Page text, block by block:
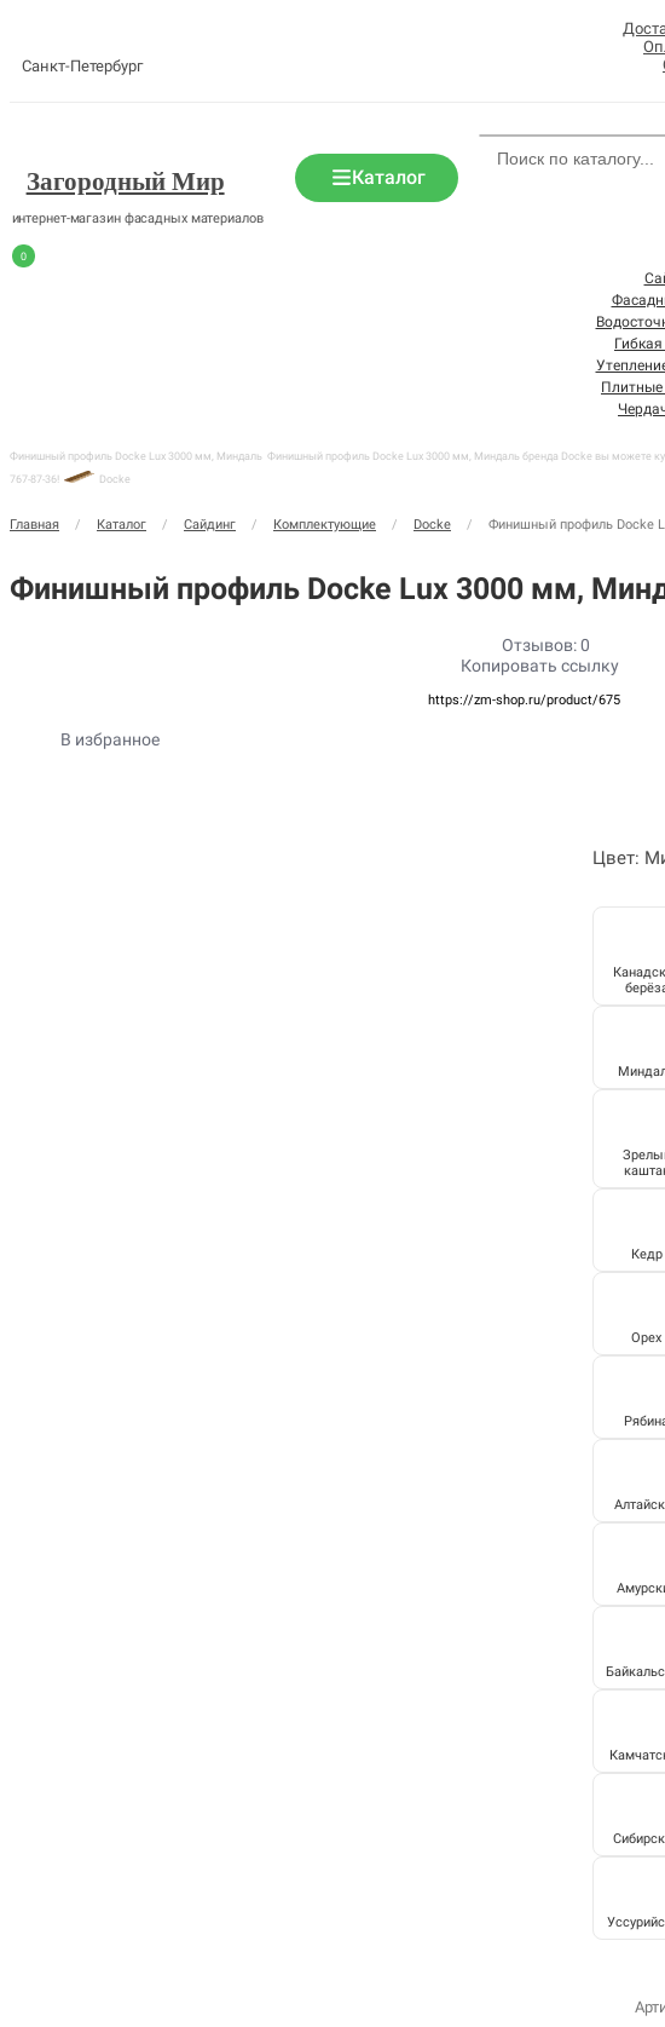
Санкт-Петербург
Загородный Мир
интернет-магазин фасадных материалов
Каталог
0
Финишный профиль Docke Lux 3000 мм, Миндаль Финишный профиль Docke Lux 3000 мм, Миндаль бренда Docke вы можете
767-87-36!
Docke
Главная / Каталог / Сайдинг / Комплектующие / Docke / Финишный профиль Docke
Финишный профиль Docke Lux 3000 мм,
Отзывов: 0
Копировать ссылку
https://zm-shop.ru/product/675
В избранное
Цвет:
Кедр
Орех